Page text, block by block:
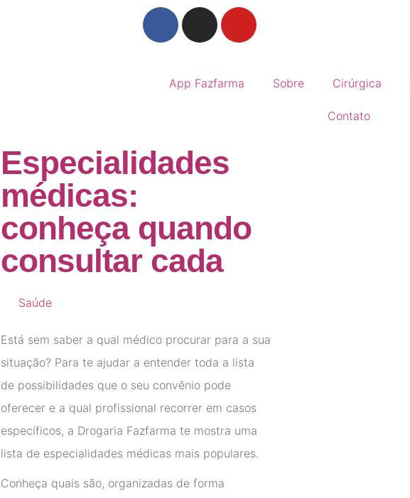
App Fazfarma Sobre Cirúrgica
Contato
Especialidades
médicas:
conheça quando
consultar cada
Saúde
Está sem saber a qual médico procurar para a sua
situação? Para te ajudar a entender toda a lista
de possibilidades que o seu convênio pode
oferecer e a qual profissional recorrer em casos
específicos, a Drogaria Fazfarma te mostra uma
lista de especialidades médicas mais populares.
Conheça quais são, organizadas de forma